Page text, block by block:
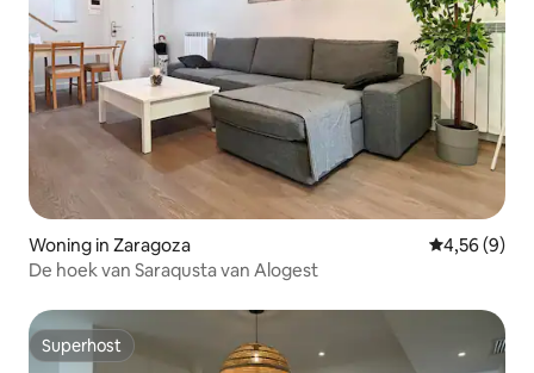
Woning in Zaragoza Gemiddelde
4,56 (9)
De hoek van Saraqusta van Alogest
Superhost
Superhost